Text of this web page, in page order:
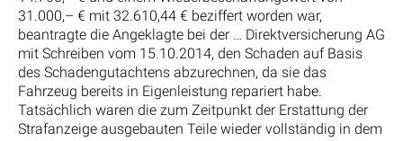
31.000,– € mit 32.610,44 € beziffert worden war,
beantragte die Angeklagte bei der … Direktversicherung AG
mit Schreiben vom 15.10.2014, den Schaden auf Basis
des Schadengutachtens abzurechnen, da sie das
Fahrzeug bereits in Eigenleistung repariert habe.
Tatsächlich waren die zum Zeitpunkt der Erstattung der
Strafanzeige ausgebauten Teile wieder vollständig in dem